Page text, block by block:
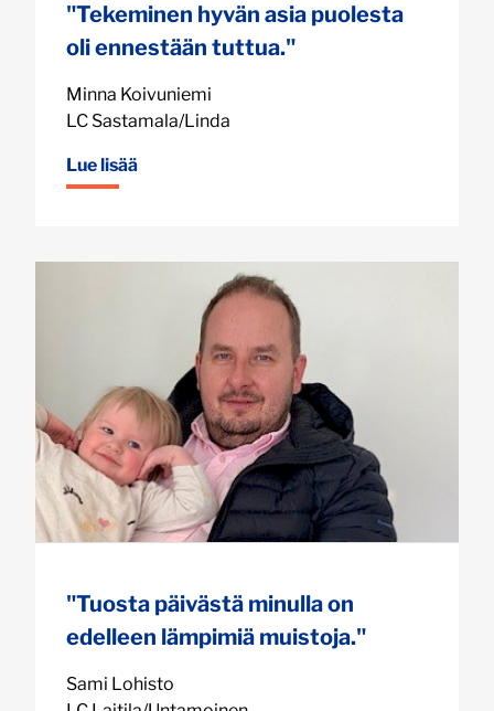
"Tekeminen hyvän asia puolesta
oli ennestään tuttua."
Minna Koivuniemi
LC Sastamala/Linda
Lue lisää
"Tuosta päivästä minulla on
edelleen lämpimiä muistoja."
Sami Lohisto